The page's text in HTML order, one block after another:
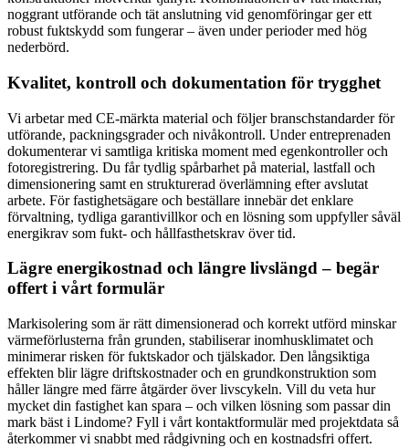
noggrant utförande och tät anslutning vid genomföringar ger ett
robust fuktskydd som fungerar – även under perioder med hög
nederbörd.
Kvalitet, kontroll och dokumentation för trygghet
Vi arbetar med CE-märkta material och följer branschstandarder för
utförande, packningsgrader och nivåkontroll. Under entreprenaden
dokumenterar vi samtliga kritiska moment med egenkontroller och
fotoregistrering. Du får tydlig spårbarhet på material, lastfall och
dimensionering samt en strukturerad överlämning efter avslutat
arbete. För fastighetsägare och beställare innebär det enklare
förvaltning, tydliga garantivillkor och en lösning som uppfyller såväl
energikrav som fukt- och hållfasthetskrav över tid.
Lägre energikostnad och längre livslängd – begär
offert i vårt formulär
Markisolering som är rätt dimensionerad och korrekt utförd minskar
värmeförlusterna från grunden, stabiliserar inomhusklimatet och
minimerar risken för fuktskador och tjälskador. Den långsiktiga
effekten blir lägre driftskostnader och en grundkonstruktion som
håller längre med färre åtgärder över livscykeln. Vill du veta hur
mycket din fastighet kan spara – och vilken lösning som passar din
mark bäst i Lindome? Fyll i vårt kontaktformulär med projektdata så
återkommer vi snabbt med rådgivning och en kostnadsfri offert.